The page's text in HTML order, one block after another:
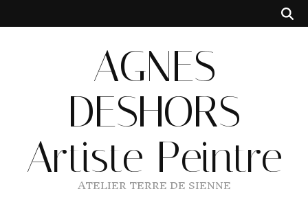
AGNES
DESHORS
Artiste Peintre
ATELIER TERRE DE SIENNE